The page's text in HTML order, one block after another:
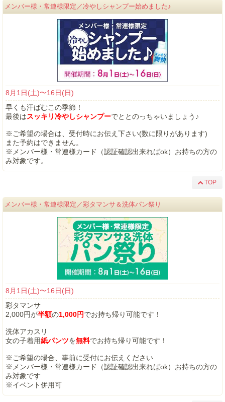
メンバー様・常連様限定／冷やしシャンプー始めました♪
8月1日(土)〜16日(日)
早くも汗ばむこの季節！
最後はスッキリ冷やしシャンプーでととのっちゃいましょう♪
※ご希望の場合は、受付時にお伝え下さい(数に限りがあります)
また予約はできません。
※メンバー様・常連様カード（認証確認出来ればok）お持ちの方の
み対象です。
TOP
メンバー様・常連様限定／彩タマンサ＆洗体パン祭り
8月1日(土)〜16日(日)
彩タマンサ
2,000円が半額の1,000円でお持ち帰り可能です！
洗体アカスリ
女の子着用紙パンツを無料でお持ち帰り可能です！
※ご希望の場合、事前に受付にお伝えください
※メンバー様・常連様カード（認証確認出来ればok）お持ちの方の
み対象です
※イベント併用可